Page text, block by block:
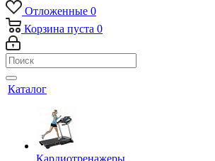
Отложенные 0
Корзина пуста 0
Каталог
Кардиотренажеры